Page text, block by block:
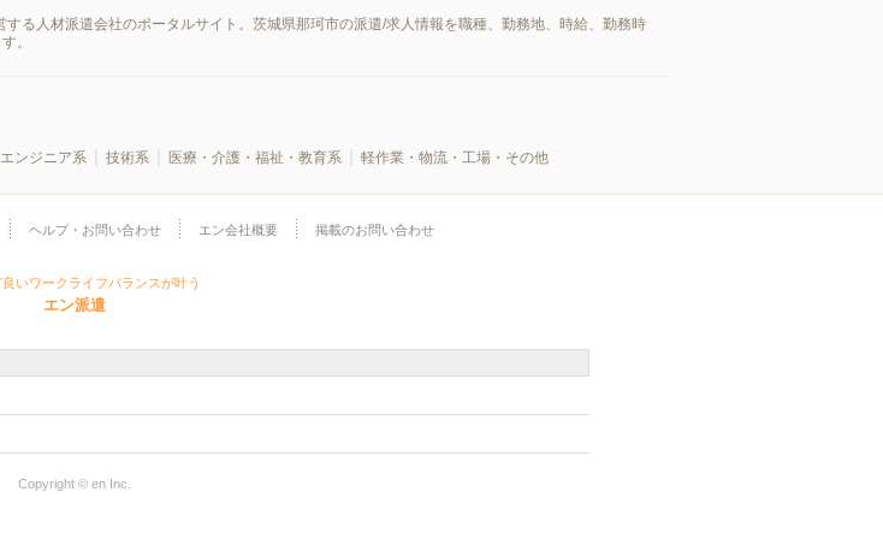
る人材派遣会社のポータルサイト。茨城県那珂市の派遣/求人情報を職種、勤務地、時給、勤務時
。
エンジニア系 技術系 医療・介護・福祉・教育系 軽作業・物流・工場・その他
ヘルプ・お問い合わせ エン会社概要 掲載のお問い合わせ
いワークライフバランスが叶う
エン派遣
Copyright © en Inc.